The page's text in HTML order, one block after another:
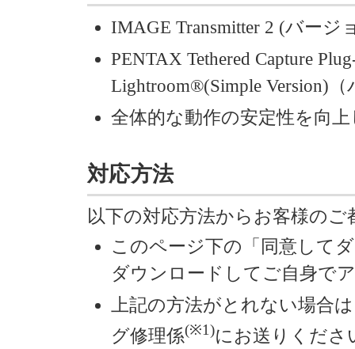
IMAGE Transmitter 2 (バー
PENTAX Tethered Capture
Lightroom®(Simple Version)
全体的な動作の安定性を向
対応方法
以下の対応方法からお客様の
このページ下の「同意して
ダウンロードしてご自身で
上記の方法がとれない場合
グ修理係(※1)にお送りくださ